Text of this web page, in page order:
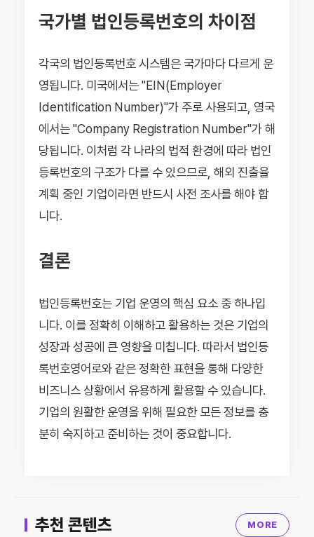
국가별 법인등록번호의 차이점
각국의 법인등록번호 시스템은 국가마다 다르게 운
영됩니다. 미국에서는 "EIN(Employer
Identification Number)"가 주로 사용되고, 영국
에서는 "Company Registration Number"가 해
당됩니다. 이처럼 각 나라의 법적 환경에 따라 법인
등록번호의 구조가 다를 수 있으므로, 해외 진출을
계획 중인 기업이라면 반드시 사전 조사를 해야 합
니다.
결론
법인등록번호는 기업 운영의 핵심 요소 중 하나입
니다. 이를 정확히 이해하고 활용하는 것은 기업의
성장과 성공에 큰 영향을 미칩니다. 따라서 법인등
록번호영어로와 같은 정확한 표현을 통해 다양한
비즈니스 상황에서 유용하게 활용할 수 있습니다.
기업의 원활한 운영을 위해 필요한 모든 정보를 충
분히 숙지하고 준비하는 것이 중요합니다.
추천 콘텐츠 MORE